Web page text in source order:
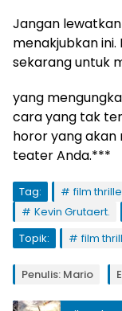
Jangan
menakjubkan
sekarang untuk
yang
cara yang tak
horor yang
teater Anda.***
Tag: film
Kevin Grutaert.
Topik:
film
Penulis: Mario